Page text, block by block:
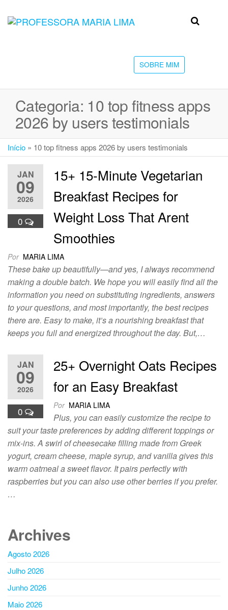
Professora
faculdade
SOBRE MIM
Categoria: 10 top fitness apps
2026 by users testimonials
Início » 10 top fitness apps 2026 by users testimonials
JAN
09
2026
0
15+ 15-Minute Vegetarian
Breakfast Recipes for
Weight Loss That Arent
Smoothies
Por MARIA LIMA
These bake up beautifully—and yes, I always recommend
making a double batch. We hope you will easily find all the
information you need on substituting ingredients, answers
to your questions, and most importantly, the best recipes
there are. Easy to make, it’s a nourishing breakfast that
keeps you full and energized throughout the day. But,…
JAN
09
2026
0
25+ Overnight Oats Recipes
for an Easy Breakfast
Por MARIA LIMA
Plus, you can easily customize the recipe to
suit your taste preferences by adding different toppings or
mix-ins. A swirl of cheesecake filling made from Greek
yogurt, cream cheese, maple syrup, and vanilla gives this
warm oatmeal a sweet flavor. It pairs perfectly with
raspberries but you can also use other berries if you prefer.
…
Archives
Agosto 2026
Julho 2026
Junho 2026
Maio 2026